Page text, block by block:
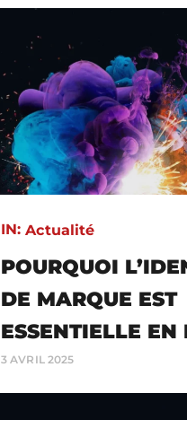
IN: Actualité
POURQUOI
DE MARQUE EST
ESSENTIELLE EN
3 AVRIL 2025